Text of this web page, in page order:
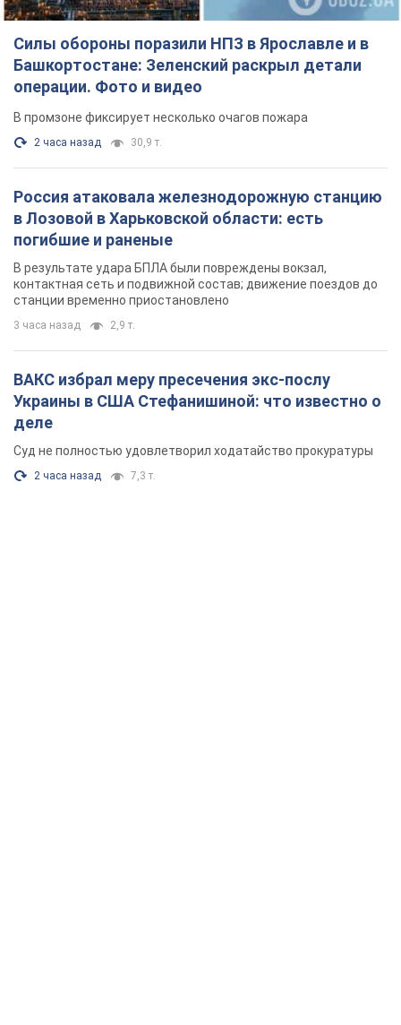
Силы обороны поразили НПЗ в Ярославле и в
Башкортостане: Зеленский раскрыл детали
операции. Фото и видео
В промзоне фиксирует несколько очагов пожара
2 часа назад 30,9 т.
Россия атаковала железнодорожную станцию
в Лозовой в Харьковской области: есть
погибшие и раненые
В результате удара БПЛА были повреждены вокзал,
контактная сеть и подвижной состав; движение поездов до
станции временно приостановлено
3 часа назад 2,9 т.
ВАКС избрал меру пресечения экс-послу
Украины в США Стефанишиной: что известно о
деле
Суд не полностью удовлетворил ходатайство прокуратуры
2 часа назад 7,3 т.